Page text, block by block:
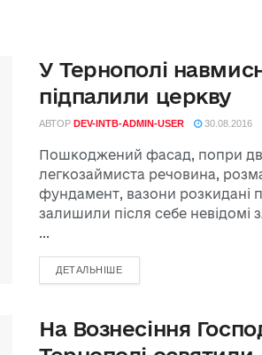
У Тернополі
підпалили церкву
АВТОР DEV-INTB-ADMIN-USER 30.08.2016
Пошкоджений фасад, попри
легкозаймиста речовина,
фундамент, вазони розкидані
залишили після себе невідомі
...
ДЕТАЛЬНІШЕ
На Вознесіння